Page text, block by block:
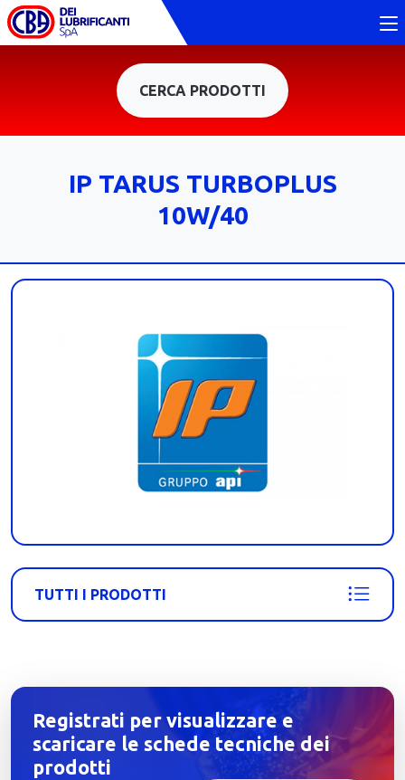
CERCA PRODOTTI
IP TARUS TURBOPLUS
10W/40
TUTTI I PRODOTTI
Registrati per visualizzare e
scaricare le schede tecniche dei
prodotti